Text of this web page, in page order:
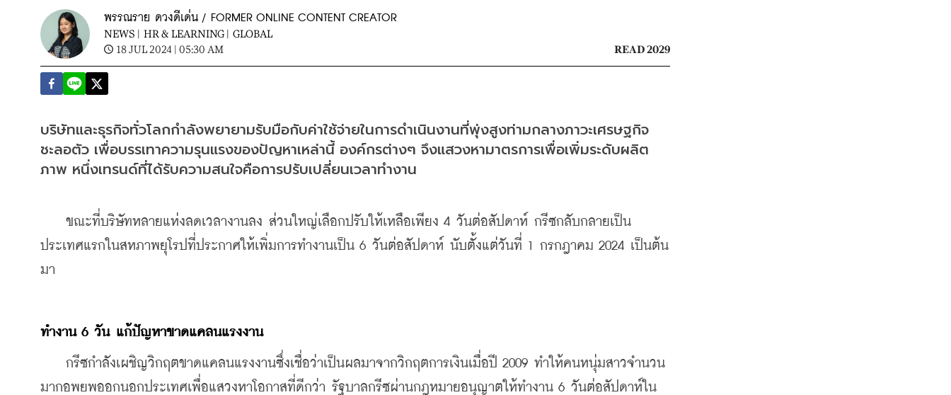
พรรณราย ดวงดีเด่น / FORMER ONLINE CONTENT CREATOR
NEWS | HR & LEARNING | GLOBAL
18 JUL 2024 | 05:30 AM
READ 2029
บริษัทและธุรกิจทั่วโลกกำลังพยายามรับมือกับค่าใช้จ่ายในการดำเนินงานที่พุ่งสูงท่ามกลางภาวะเศรษฐกิจ
ชะลอตัว เพื่อบรรเทาความรุนแรงของปัญหาเหล่านี้ องค์กรต่างๆ จึงแสวงหามาตรการเพื่อเพิ่มระดับผลิต
ภาพ หนึ่งเทรนด์ที่ได้รับความสนใจคือการปรับเปลี่ยนเวลาทำงาน
ขณะที่บริษัทหลายแห่งลดเวลางานลง ส่วนใหญ่เลือกปรับให้เหลือเพียง 4 วันต่อสัปดาห์ กรีซกลับกลายเป็น
ประเทศแรกในสหภาพยุโรปที่ประกาศให้เพิ่มการทำงานเป็น 6 วันต่อสัปดาห์ นับตั้งแต่วันที่ 1 กรกฎาคม 2024 เป็นต้น
มา
ทำงาน 6 วัน แก้ปัญหาขาดแคลนแรงงาน
กรีซกำลังเผชิญวิกฤตขาดแคลนแรงงานซึ่งเชื่อว่าเป็นผลมาจากวิกฤตการเงินเมื่อปี 2009 ทำให้คนหนุ่มสาวจำนวน
มากอพยพออกนอกประเทศเพื่อแสวงหาโอกาสที่ดีกว่า รัฐบาลกรีซผ่านกฎหมายอนุญาตให้ทำงาน 6 วันต่อสัปดาห์ใน